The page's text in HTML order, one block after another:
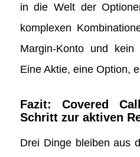
in die Welt der
komplexen
Margin-Konto und kein
Eine Aktie, eine Option,
Fazit: Covered
Schritt zur aktiven
Drei Dinge bleiben aus